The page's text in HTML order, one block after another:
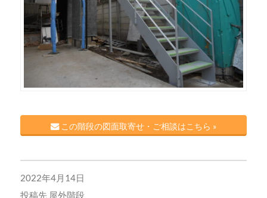
この階段の図面取寄せ・ご相談はこちら »
2022年4月14日
投稿先 屋外階段